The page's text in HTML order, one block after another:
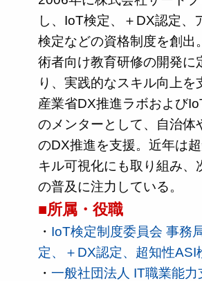
し、IoT検定、＋DX認定、
検定などの資格制度を創出
術者向け教育研修の開発に
り、実践的なスキル向上を
産業省DX推進ラボおよび
のメンターとして、自治体
のDX推進を支援。近年は
キル可視化にも取り組み、
の普及に注力している。
■所属・役職
・ IoT検定制度委員会 事務
定、＋DX認定、超知性ASI
・ 一般社団法人 IT職業能力